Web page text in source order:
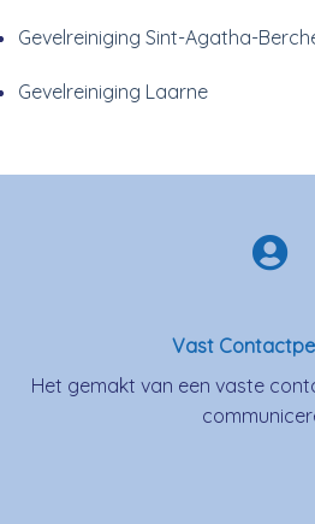
Gevelreiniging Sint-Agatha-
Gevelreiniging Laarne
Vast
Het gemakt van een vaste